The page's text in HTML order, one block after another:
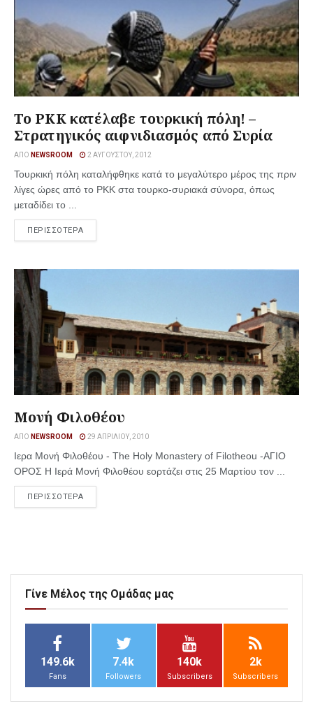
To PKK κατέλαβε τουρκική πόλη! –
Στρατηγικός αιφνιδιασμός από Συρία
ΑΠΌ NEWSROOM 2 ΑΥΓΟΎΣΤΟΥ, 2012
Τουρκική πόλη καταλήφθηκε κατά το μεγαλύτερο μέρος της πριν
λίγες ώρες από το PKK στα τουρκο-συριακά σύνορα, όπως
μεταδίδει το ...
ΠΕΡΙΣΣΟΤΕΡΑ
Μονή Φιλοθέου
ΑΠΌ NEWSROOM 29 ΑΠΡΙΛΊΟΥ, 2010
Ιερα Μονή Φιλοθέου - The Holy Monastery of Filotheou -ΑΓΙΟ
ΟΡΟΣ Η Ιερά Μονή Φιλοθέου εορτάζει στις 25 Μαρτίου τον ...
ΠΕΡΙΣΣΟΤΕΡΑ
Γίνε Μέλος της Ομάδας μας
149.6k
Fans
7.4k
Followers
140k
Subscribers
2k
Subscribers